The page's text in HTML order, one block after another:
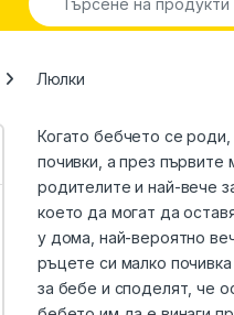
Люлки
Когато бебчето се
почивки, а през първите
родителите и най-вече
което да могат да
у дома, най-вероятно
ръцете си малко
за бебе и споделят, че